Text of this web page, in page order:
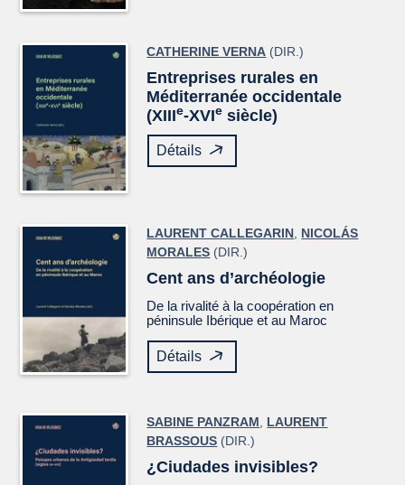
CATHERINE VERNA (DIR.)
Entreprises rurales en
Méditerranée occidentale
(XIIIe-XVIe siècle)
Détails
LAURENT CALLEGARIN NICOLÁS
MORALES (DIR.)
Cent ans d’archéologie
De la rivalité à la coopération en
péninsule Ibérique et au Maroc
Détails
SABINE PANZRAM
LAURENT
BRASSOUS (DIR.)
¿Ciudades invisibles?